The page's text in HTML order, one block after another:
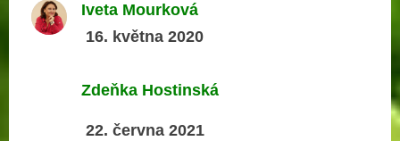
Iveta Mourková
16. května 2020
Zdeňka Hostinská
22. června 2021